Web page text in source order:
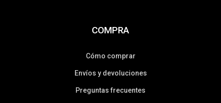
COMPRA
Cómo comprar
Envíos y devoluciones
Preguntas frecuentes